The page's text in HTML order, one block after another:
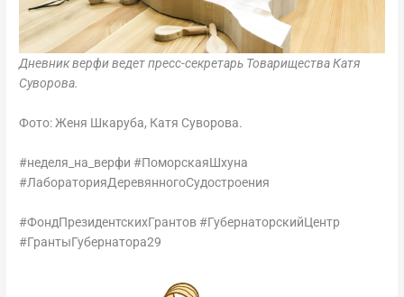
Дневник верфи ведет пресс-секретарь Товарищества Катя
Суворова.
Фото: Женя Шкаруба, Катя Суворова.
#неделя_на_верфи #ПоморскаяШхуна
#ЛабораторияДеревянногоСудостроения
#ФондПрезидентскихГрантов #ГубернаторскийЦентр
#ГрантыГубернатора29